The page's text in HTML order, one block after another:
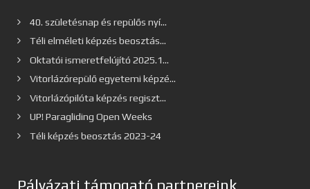
40. születésnap és repülős nyí...
Téli elméleti képzés beosztás...
Oktatói ismeretfelújító 2025.1...
Vitorlázórepülő egyetemi képzé...
Vitorlázópilóta képzés regiszt...
UP! Paragliding Open Weeks
Téli képzés beosztás 2023-24
Pályázati támogató partnereink